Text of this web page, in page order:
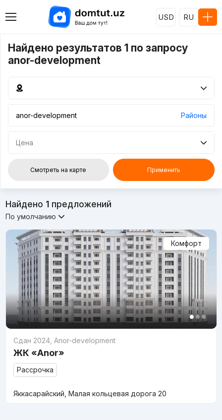
USD RU
Найдено результатов 1 по запросу
anor-development
Районы
Цена
Смотреть на карте Применить
Найдено 1предложений
По умолчанию
Комфорт
Сдан 2024, Anor-development
ЖК «Anor»
Рассрочка
Яккасарайский, Малая кольцевая дорога 20